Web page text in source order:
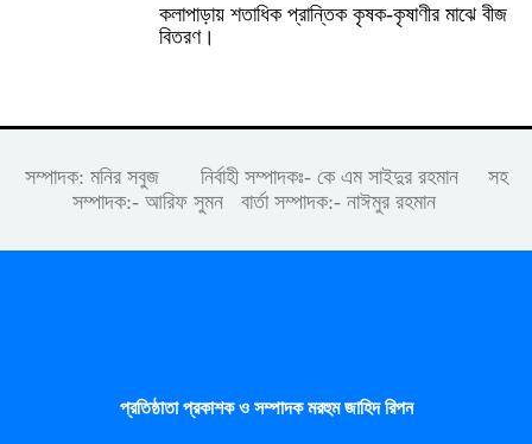
কলাপাড়ায় শতাধিক প্রান্তিক কৃষক-কৃষাণীর মাঝে বীজ
বিতরণ।
সম্পাদক: মনির সবুজ নির্বাহী সম্পাদকঃ- কে এম সাইদুর রহমান সহ
সম্পাদক:- আরিফ সুমন বার্তা সম্পাদক:- নাঈমুর রহমান
প্রতিষ্ঠাতা প্রকাশক ও সম্পাদক মরহুম জাহিদ রিপন